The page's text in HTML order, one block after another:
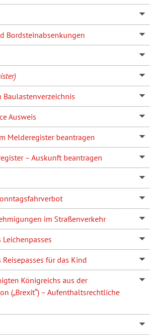
Bordsteinabsenkungen
Ausweis
Melderegister beantragen
– Auskunft beantragen
im Straßenverkehr
für das Kind
Königreichs aus der
(„Brexit“) – Aufenthaltsrechtliche